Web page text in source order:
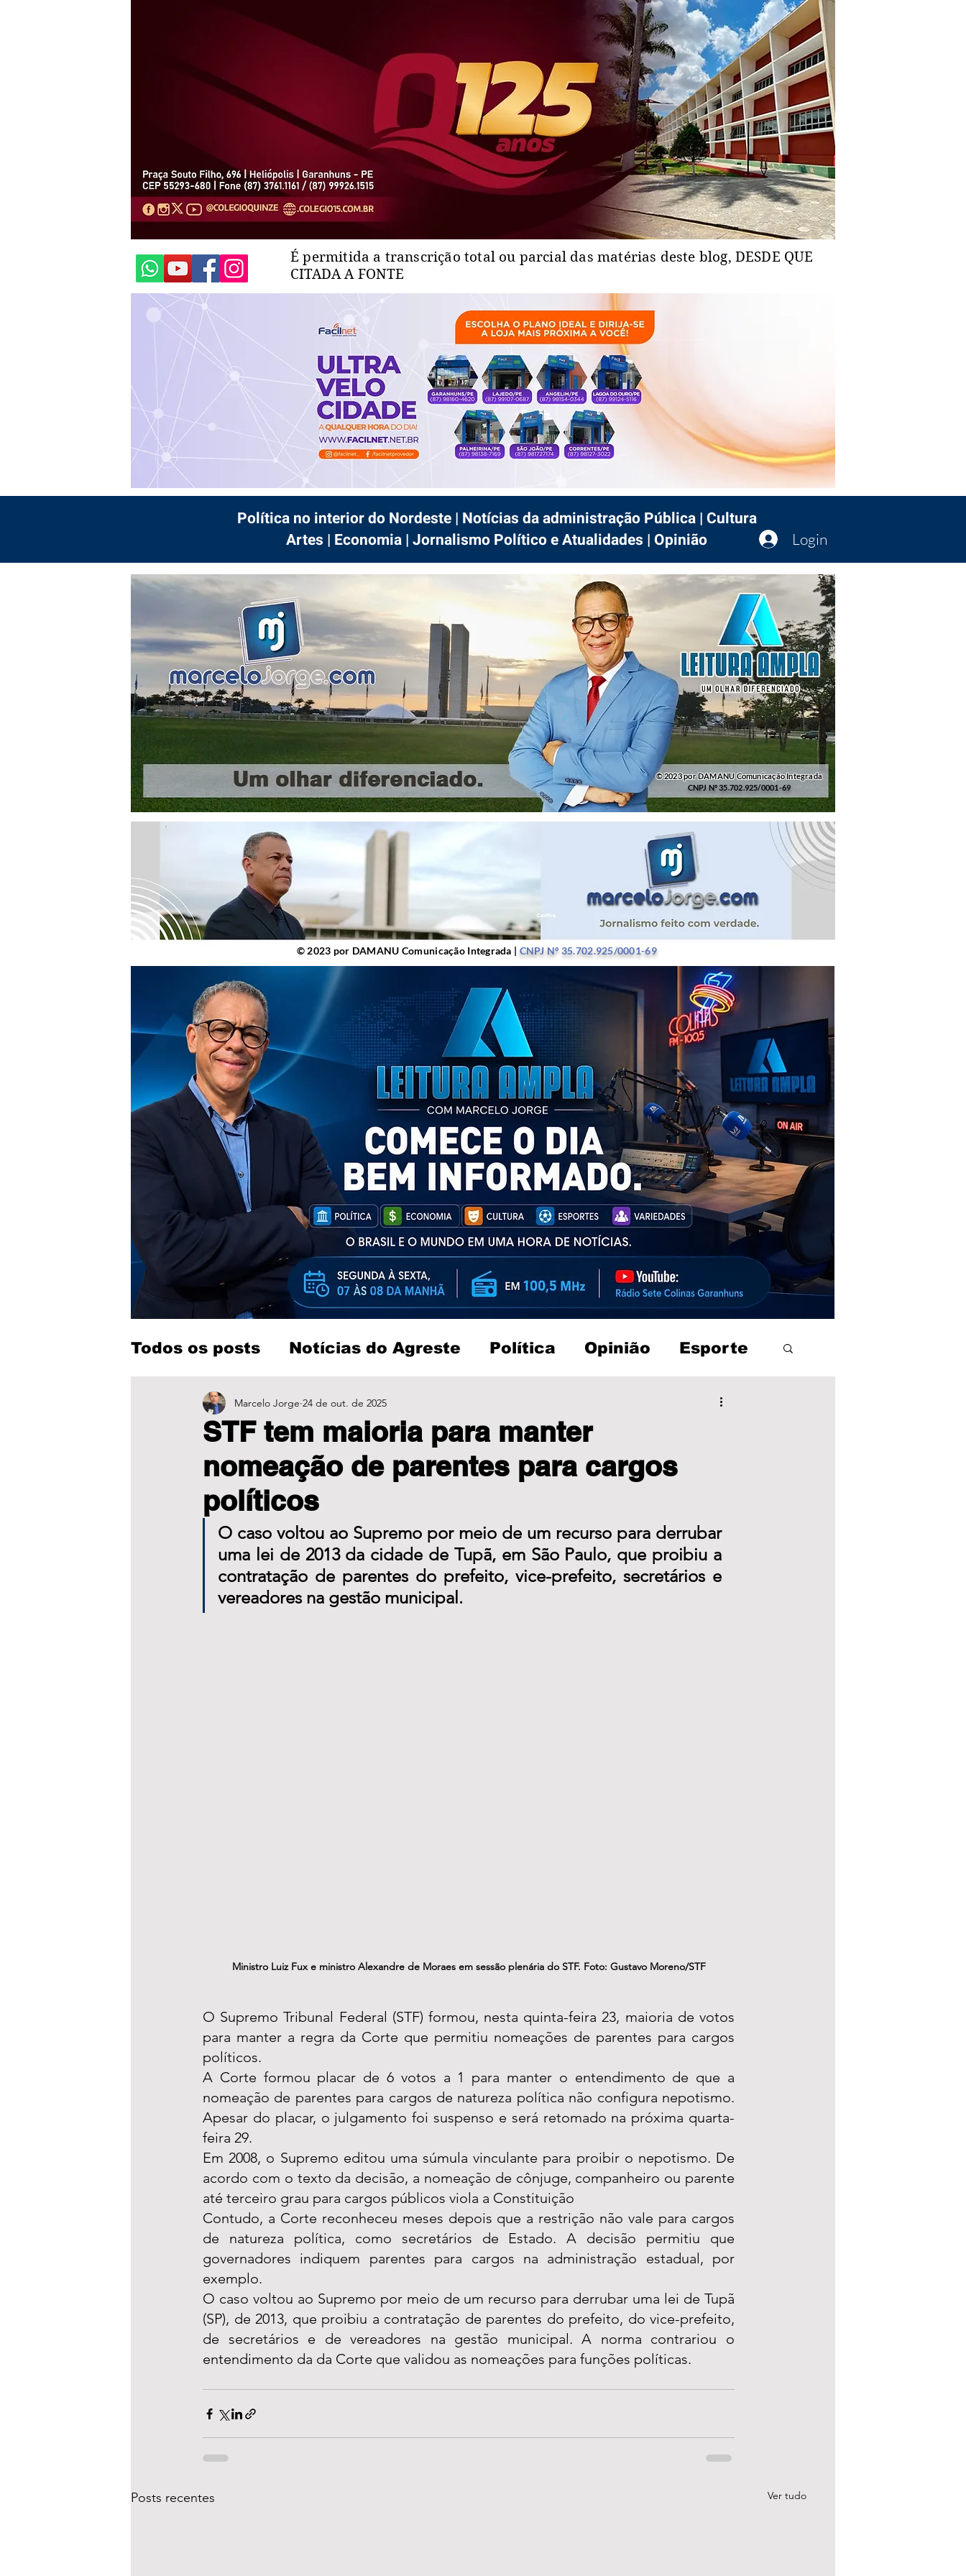
É permitida a transcrição total ou parcial das matérias deste blog, DESDE QUE
CITADA A FONTE
Login
Política no interior do Nordeste | Notícias da administração Pública | Cultura
Artes | Economia | Jornalismo Político e Atualidades | Opinião
© 2023 por DAMANU Comunicação Integrada
CNPJ Nº 35.702.925/0001-69
© 2023 por DAMANU Comunicação Integrada | CNPJ Nº 35.702.925/0001-69
© 2023 por DAMANU Comunicação Integrada | CNPJ Nº 35.702.925/0001-69
Todos os posts Notícias do Agreste Política Opinião Esporte
Entretenimento
STF tem maioria para manter
nomeação de parentes para cargos
políticos
Marcelo Jorge 24 de out. de 2025
O caso voltou ao Supremo por meio de um recurso para derrubar
uma lei de 2013 da cidade de Tupã, em São Paulo, que proibiu a
contratação de parentes do prefeito, vice-prefeito, secretários e
vereadores na gestão municipal.
Ministro Luiz Fux e ministro Alexandre de Moraes em sessão plenária do STF. Foto: Gustavo Moreno/STF
O Supremo Tribunal Federal (STF) formou, nesta quinta-feira 23, maioria de votos
para manter a regra da Corte que permitiu nomeações de parentes para cargos
políticos.
A Corte formou placar de 6 votos a 1 para manter o entendimento de que a
nomeação de parentes para cargos de natureza política não configura nepotismo.
Apesar do placar, o julgamento foi suspenso e será retomado na próxima quarta-
feira 29.
Em 2008, o Supremo editou uma súmula vinculante para proibir o nepotismo. De
acordo com o texto da decisão, a nomeação de cônjuge, companheiro ou parente
até terceiro grau para cargos públicos viola a Constituição
Contudo, a Corte reconheceu meses depois que a restrição não vale para cargos
de natureza política, como secretários de Estado. A decisão permitiu que
governadores indiquem parentes para cargos na administração estadual, por
exemplo.
O caso voltou ao Supremo por meio de um recurso para derrubar uma lei de Tupã
(SP), de 2013, que proibiu a contratação de parentes do prefeito, do vice-prefeito,
de secretários e de vereadores na gestão municipal. A norma contrariou o
entendimento da da Corte que validou as nomeações para funções políticas.
Posts recentes Ver tudo